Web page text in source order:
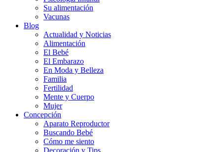
Su alimentación
Vacunas
Blog
Actualidad y Noticias
Alimentación
El Bebé
El Embarazo
En Moda y Belleza
Familia
Fertilidad
Mente y Cuerpo
Mujer
Concepción
Aparato Reproductor
Buscando Bebé
Cómo me siento
Decoración y Tips